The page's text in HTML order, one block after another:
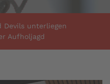
Devils unterliegen
Aufholjagd